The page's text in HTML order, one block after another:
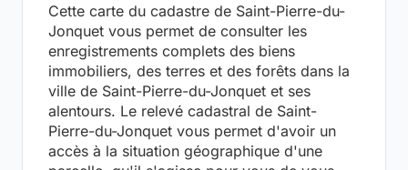
Cette carte du cadastre de Saint-Pierre-du-
Jonquet vous permet de consulter les
enregistrements complets des biens
immobiliers, des terres et des forêts dans la
ville de Saint-Pierre-du-Jonquet et ses
alentours. Le relevé cadastral de Saint-
Pierre-du-Jonquet vous permet d'avoir un
accès à la situation géographique d'une